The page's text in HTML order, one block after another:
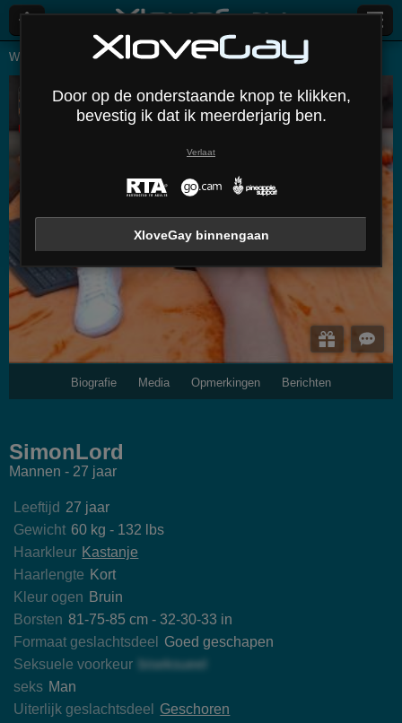
Webcams Lives Mannen Simonlord
SimonLord
Uitloggen
Biografie Media Opmerkingen Berichten
SimonLord
Mannen - 27 jaar
Leeftijd 27 jaar
Gewicht 60 kg - 132 lbs
Haarkleur Kastanje
Haarlengte Kort
Kleur ogen Bruin
Borsten 81-75-85 cm - 32-30-33 in
Formaat geslachtsdeel
Goed geschapen
Seksuele voorkeur
biseksueel
seks Man
Uiterlijk geslachtsdeel
Geschoren
Door op de onderstaande knop te klikken,
bevestig ik dat ik meerderjarig ben.
Verlaat
XloveGay binnengaan